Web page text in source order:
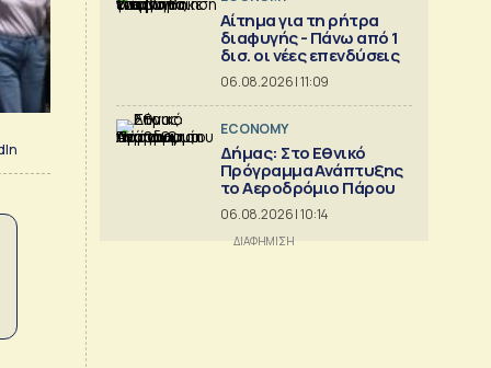
Αίτημα για τη ρήτρα
διαφυγής - Πάνω από 1
δισ. οι νέες επενδύσεις
06.08.2026 | 11:09
ECONOMY
Δήμας: Στο Εθνικό
Πρόγραμμα Ανάπτυξης
το Αεροδρόμιο Πάρου
06.08.2026 | 10:14